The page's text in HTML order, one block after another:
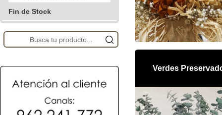
Fin de Stock
Verdes